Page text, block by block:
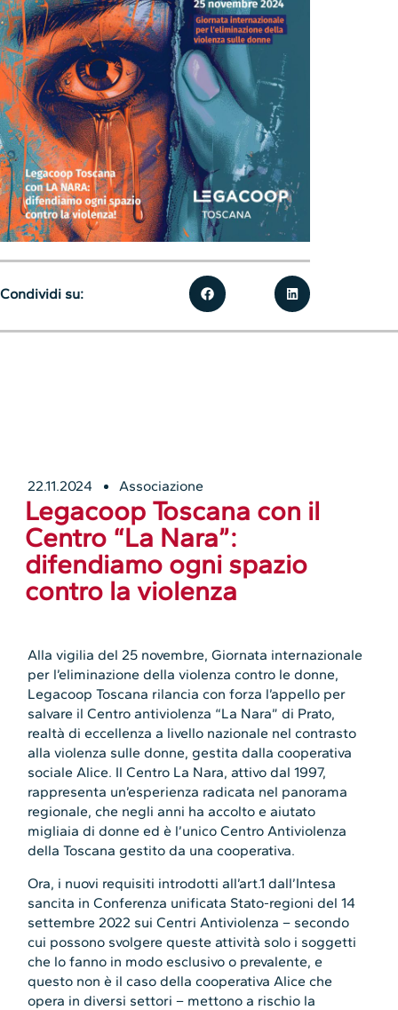
22.11.2024 Associazione
Legacoop Toscana con il
Centro “La Nara”:
difendiamo ogni spazio
contro la violenza
Alla vigilia del 25 novembre, Giornata internazionale
per l’eliminazione della violenza contro le donne,
Legacoop Toscana rilancia con forza l’appello per
salvare il Centro antiviolenza “La Nara” di Prato,
realtà di eccellenza a livello nazionale nel contrasto
alla violenza sulle donne, gestita dalla cooperativa
sociale Alice. Il Centro La Nara, attivo dal 1997,
rappresenta un’esperienza radicata nel panorama
regionale, che negli anni ha accolto e aiutato
migliaia di donne ed è l’unico Centro Antiviolenza
della Toscana gestito da una cooperativa.
Ora, i nuovi requisiti introdotti all’art.1 dall’Intesa
sancita in Conferenza unificata Stato-regioni del 14
settembre 2022 sui Centri Antiviolenza – secondo
cui possono svolgere queste attività solo i soggetti
che lo fanno in modo esclusivo o prevalente, e
questo non è il caso della cooperativa Alice che
opera in diversi settori – mettono a rischio la
Condividi su: